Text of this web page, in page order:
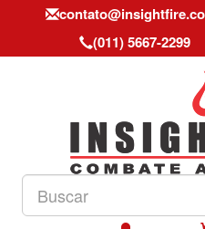
(011) 5667-2299